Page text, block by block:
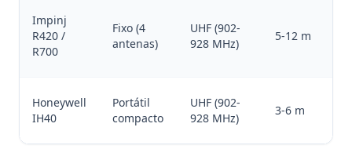
Impinj
R420 /
R700
Fixo (4
antenas)
UHF (902-
928 MHz)
5-12 m
Honeywell
IH40
Portátil
compacto
UHF (902-
928 MHz)
3-6 m